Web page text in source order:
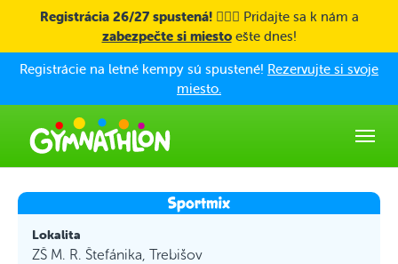
Skip to main content
Registrácia 26/27 spustená! 🤸🏼‍♀️ Pridajte sa k nám a
zabezpečte si miestoešte dnes!
Registrácie na letné kempy sú spustené! Rezervujte si svoje
miesto.
Lokalita
ZŠ M. R. Štefánika, Trebišov